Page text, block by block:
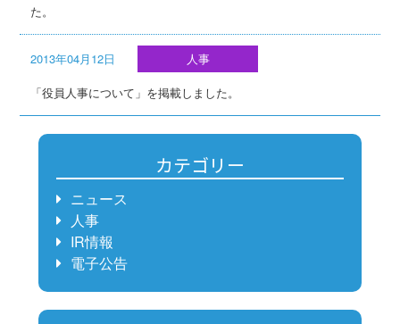
た。
2013年04月12日
人事
「役員人事について」を掲載しました。
カテゴリー
ニュース
人事
IR情報
電子公告